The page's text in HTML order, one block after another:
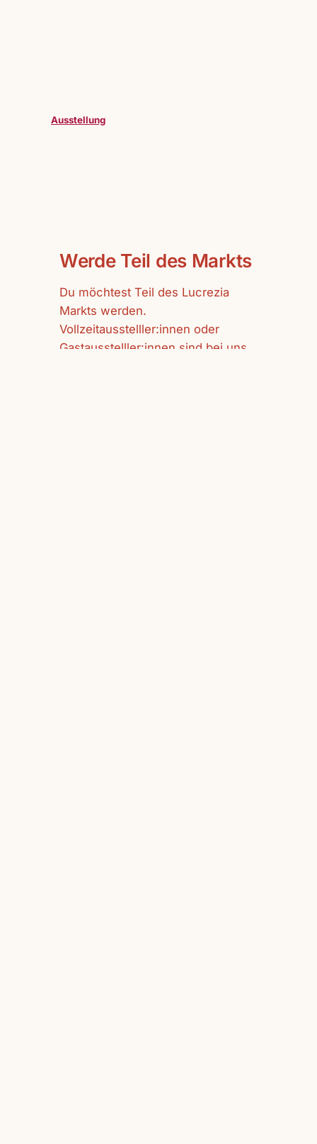
Ausstellung
Werde Teil des Markts
Du möchtest Teil des Lucrezia
Markts werden.
Vollzeitausstelller:innen oder
Gastausstelller:innen sind bei uns